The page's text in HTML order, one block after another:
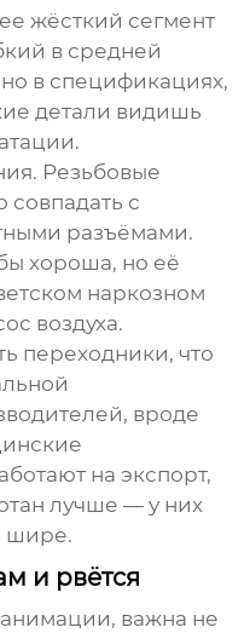
жёсткий сегмент
в средней
в спецификациях,
детали видишь
Резьбовые
с
разъёмами.
хороша, но её
наркозном
воздуха.
переходники, что
вроде
на экспорт,
лучше — у них
шире.
и рвётся
важна не